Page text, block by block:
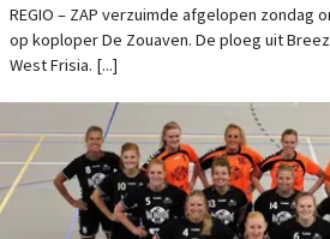
REGIO – ZAP verzuimde afgelopen zondag
op koploper De Zouaven. De ploeg uit
West Frisia. [...]